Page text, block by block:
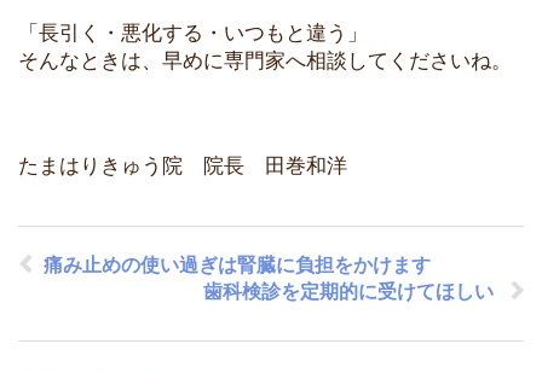
「長引く・悪化する・いつもと違う」
そんなときは、早めに専門家へ相談してくださいね。
たまはりきゅう院 院長 田巻和洋
痛み止めの使い過ぎは腎臓に負担をかけます
歯科検診を定期的に受けてほしい